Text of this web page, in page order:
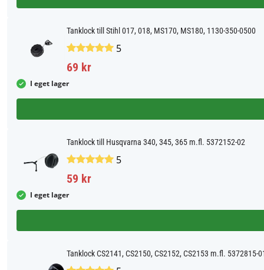
Tanklock till Stihl 017, 018, MS170, MS180, 1130-350-0500
5
69 kr
I eget lager
Tanklock till Husqvarna 340, 345, 365 m.fl. 5372152-02
5
59 kr
I eget lager
Tanklock CS2141, CS2150, CS2152, CS2153 m.fl. 5372815-